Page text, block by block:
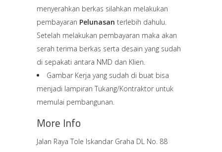
menyerahkan berkas silahkan melakukan
pembayaran Pelunasan terlebih dahulu.
Setelah melakukan pembayaran maka akan
serah terima berkas serta desain yang sudah
di sepakati antara NMD dan Klien.
Gambar Kerja yang sudah di buat bisa
menjadi lampiran Tukang/Kontraktor untuk
memulai pembangunan.
More Info
Jalan Raya Tole Iskandar Graha DL No. 88